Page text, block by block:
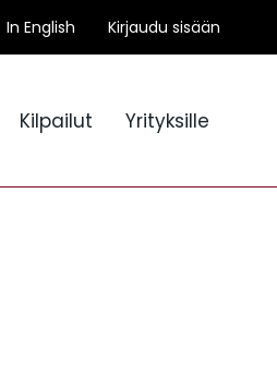
In English Kirjaudu sisään
Kilpailut Yrityksille